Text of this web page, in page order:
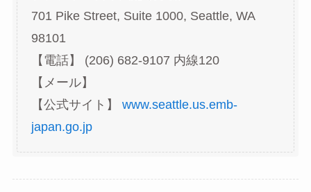
701 Pike Street, Suite 1000, Seattle, WA
98101
【電話】 (206) 682-9107 内線120
【メール】
【公式サイト】 www.seattle.us.emb-
japan.go.jp